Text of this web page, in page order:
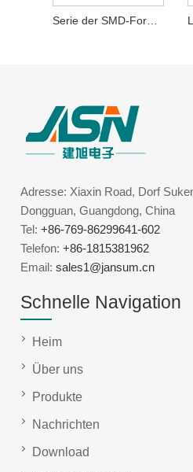
Serie der SMD-Formleistungsinduktivitäten
Adresse: Xiaxin Road, Dorf
Dongguan, Guangdong, China
Tel:+86-769-86299641-602
Telefon:+86-1815381962
Email:sales1@jansum.cn
Schnelle Navigation
Heim
Über uns
Produkte
Nachrichten
Download